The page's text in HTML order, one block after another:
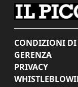
CONDIZIONI DI
GERENZA
PRIVACY